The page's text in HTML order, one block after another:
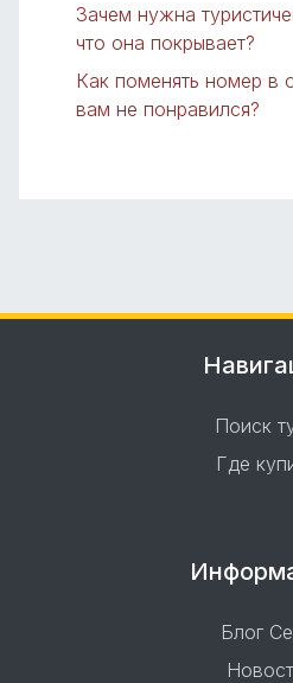
Зачем нужна
что она покрывает?
Как поменять номер в
вам не понравился?
Поиск
Где
Блог